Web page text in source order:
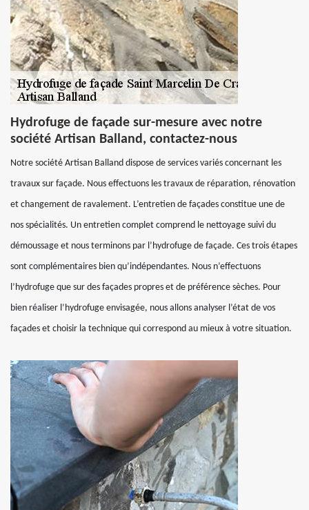
Hydrofuge de façade sur-mesure avec notre
société Artisan Balland, contactez-nous
Notre société Artisan Balland dispose de services variés concernant les
travaux sur façade. Nous effectuons les travaux de réparation, rénovation
et changement de ravalement. L’entretien de façades constitue une de
nos spécialités. Un entretien complet comprend le nettoyage suivi du
démoussage et nous terminons par l’hydrofuge de façade. Ces trois étapes
sont complémentaires bien qu’indépendantes. Nous n’effectuons
l’hydrofuge que sur des façades propres et de préférence sèches. Pour
bien réaliser l’hydrofuge envisagée, nous allons analyser l’état de vos
façades et choisir la technique qui correspond au mieux à votre situation.